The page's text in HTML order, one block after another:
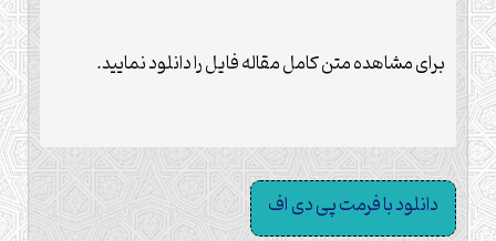
برای مشاهده متن کامل مقاله فایل را دانلود نمایید.
دانلود با فرمت پی دی اف